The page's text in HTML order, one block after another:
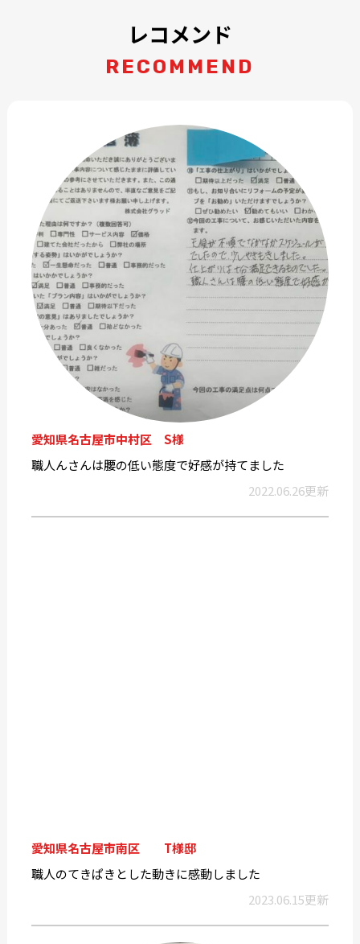
レコメンド
RECOMMEND
愛知県名古屋市中村区 S様
職人んさんは腰の低い態度で好感が持てました
2022.06.26更新
愛知県名古屋市南区 T様邸
職人のてきぱきとした動きに感動しました
2023.06.15更新